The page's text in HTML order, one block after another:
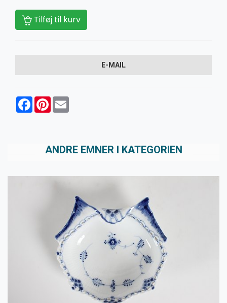
Tilføj til kurv
E-MAIL
FacebookPinterest
ANDRE EMNER I KATEGORIEN